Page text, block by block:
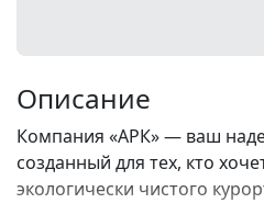
Описание
Компания «АРК» — ваш
созданный для тех, кто
экологически чистого